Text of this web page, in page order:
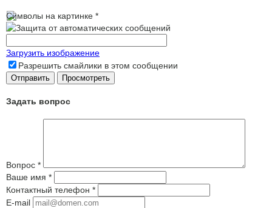
Символы на картинке *
Загрузить изображение
Разрешить смайлики в этом сообщении
Задать вопрос
Вопрос *
Ваше имя *
Контактный телефон *
E-mail